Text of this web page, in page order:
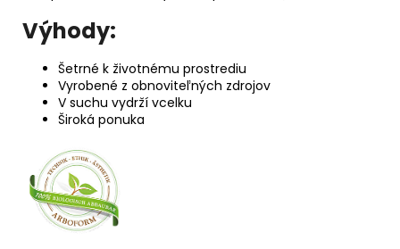
Výhody:
Šetrné k životnému prostrediu
Vyrobené z obnoviteľných zdrojov
V suchu vydrží vcelku
Široká ponuka